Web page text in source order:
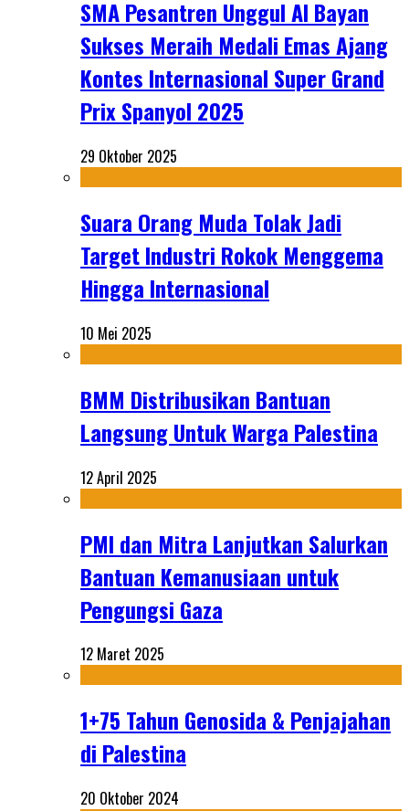
SMA Pesantren Unggul Al Bayan
Sukses Meraih Medali Emas Ajang
Kontes Internasional Super Grand
Prix Spanyol 2025
29 Oktober 2025
Suara Orang Muda Tolak Jadi
Target Industri Rokok Menggema
Hingga Internasional
10 Mei 2025
BMM Distribusikan Bantuan
Langsung Untuk Warga Palestina
12 April 2025
PMI dan Mitra Lanjutkan Salurkan
Bantuan Kemanusiaan untuk
Pengungsi Gaza
12 Maret 2025
1+75 Tahun Genosida & Penjajahan
di Palestina
20 Oktober 2024